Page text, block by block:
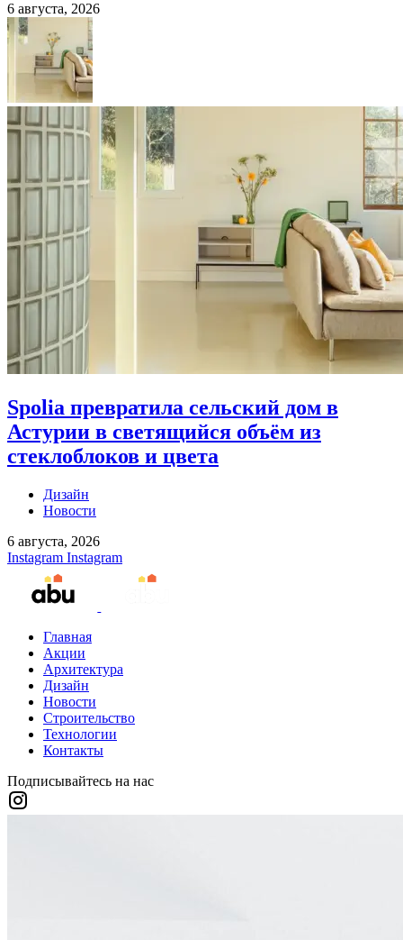
6 августа, 2026
Spolia превратила сельский дом в
Астурии в светящийся объём из
стеклоблоков и цвета
Дизайн
Новости
6 августа, 2026
Instagram Instagram
Главная
Акции
Архитектура
Дизайн
Новости
Строительство
Технологии
Контакты
Подписывайтесь на нас